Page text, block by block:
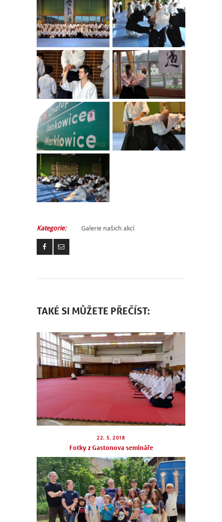
NÁŠ BLOG
KONTAKT
Kategorie: Galerie našich akcí
TAKÉ SI MŮŽETE PŘEČÍST:
22. 5. 2018
Fotky z Gastonova semináře